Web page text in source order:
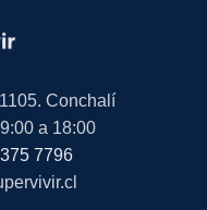
Conchalí
a 18:00
7796